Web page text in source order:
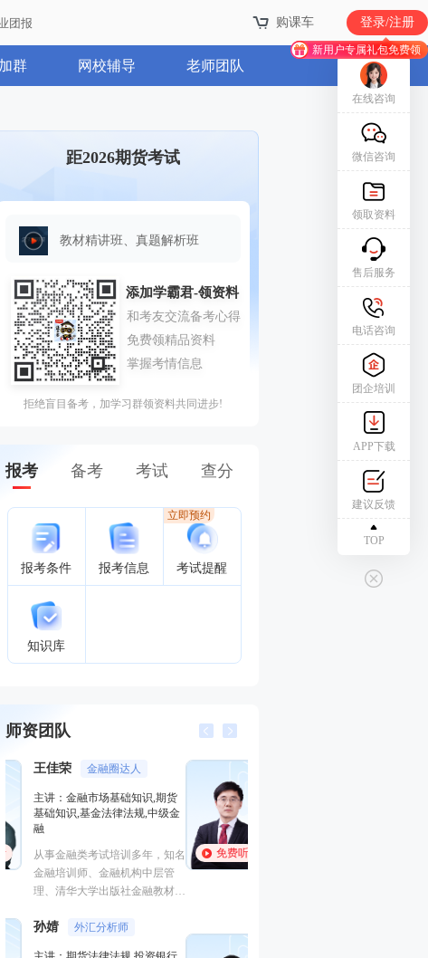
团报 购课车 登录/注册
新用户专属礼包免费领
群 网校辅导 老师团队
距2026期货考试
教材精讲班、真题解析班
拒绝盲目备考，加学习群领资料共同进步!
报考 备考 考试 查分
报考条件 报考信息 考试提醒
立即预约
知识库
师资团队
免费听
李泽瑞
主讲：证券投资顾问业务,发布
证券研究报告业务(证券分析师),
初级个人贷款,中级个人贷款,期
经济学硕士、金融培训高级讲
师，李泽瑞老师从事金融类考证
成“段子”，是一个让学员欲罢不
能的很有个人风格的老师，江湖
在线咨询
微信咨询
领取资料
售后服务
电话咨询
团企培训
APP下载
建议反馈
TOP